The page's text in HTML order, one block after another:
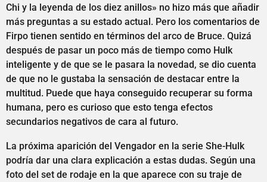
Chi y la leyenda de los diez anillos» no hizo más que añadir
más preguntas a su estado actual. Pero los comentarios de
Firpo tienen sentido en términos del arco de Bruce. Quizá
después de pasar un poco más de tiempo como Hulk
inteligente y de que se le pasara la novedad, se dio cuenta
de que no le gustaba la sensación de destacar entre la
multitud. Puede que haya conseguido recuperar su forma
humana, pero es curioso que esto tenga efectos
secundarios negativos de cara al futuro.
La próxima aparición del Vengador en la serie She-Hulk
podría dar una clara explicación a estas dudas. Según una
foto del set de rodaje en la que aparece con su traje de